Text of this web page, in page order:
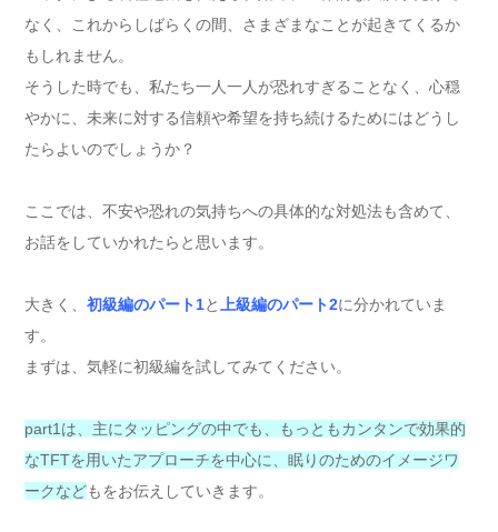
なく、これからしばらくの間、さまざまなことが起きてくるか
もしれません。
そうした時でも、私たち一人一人が恐れすぎることなく、心穏
やかに、未来に対する信頼や希望を持ち続けるためにはどうし
たらよいのでしょうか？
ここでは、不安や恐れの気持ちへの具体的な対処法も含めて、
お話をしていかれたらと思います。
大きく、 初級編のパート1と上級編のパート2に分かれていま
す。
まずは、気軽に初級編を試してみてください。
part1は、主にタッピングの中でも、もっともカンタンで効果的
なTFTを用いたアプローチを中心に、眠りのためのイメージワ
ークなどもをお伝えしていきます。